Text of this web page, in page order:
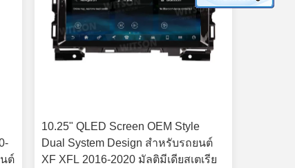
นต์
10.25" QLED Screen OEM Style
Dual System Design สําหรับรถยนต์
XF XFL 2016-2020 มัลติมีเดียสเตเรีย